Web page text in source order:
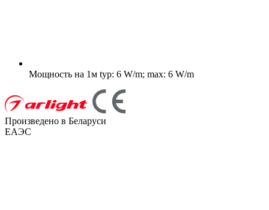
Мощность на 1м typ: 6 W/m; max: 6 W/m
Произведено в Беларуси
ЕАЭС